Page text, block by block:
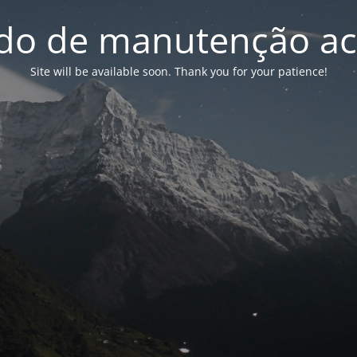
de manutenção
Site will be available soon. Thank you for your patience!